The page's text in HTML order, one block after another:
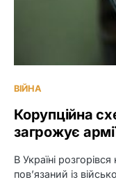
ВІЙНА
Корупційна
загрожує
В Україні
пов’язаний із